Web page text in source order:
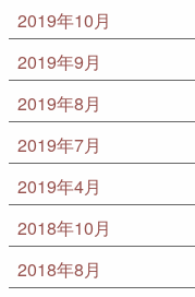
2019年10月
2019年9月
2019年8月
2019年7月
2019年4月
2018年10月
2018年8月